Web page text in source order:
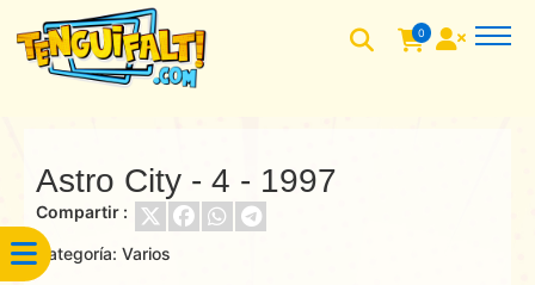
0
Astro City - 4 - 1997
Compartir :
Categoría: Varios